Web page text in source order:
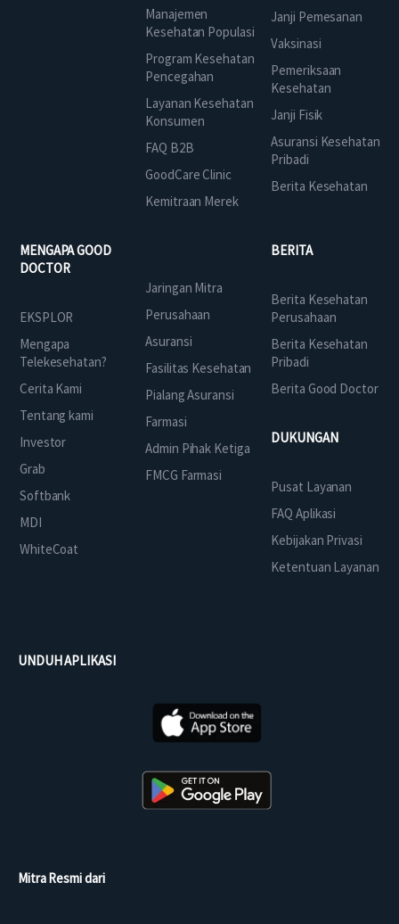
Manajemen
Kesehatan Populasi
Program Kesehatan
Pencegahan
Layanan Kesehatan
Konsumen
FAQ B2B
GoodCare Clinic
Kemitraan Merek
Janji Pemesanan
Vaksinasi
Pemeriksaan
Kesehatan
Janji Fisik
Asuransi Kesehatan
Pribadi
Berita Kesehatan
MENGAPA GOOD
DOCTOR
EKSPLOR
Mengapa
Telekesehatan?
Cerita Kami
Tentang kami
Investor
Grab
Softbank
MDI
WhiteCoat
Jaringan Mitra
Perusahaan
Asuransi
Fasilitas Kesehatan
Pialang Asuransi
Farmasi
Admin Pihak Ketiga
FMCG Farmasi
BERITA
Berita Kesehatan
Perusahaan
Berita Kesehatan
Pribadi
Berita Good Doctor
DUKUNGAN
Pusat Layanan
FAQ Aplikasi
Kebijakan Privasi
Ketentuan Layanan
UNDUH APLIKASI
Mitra Resmi dari